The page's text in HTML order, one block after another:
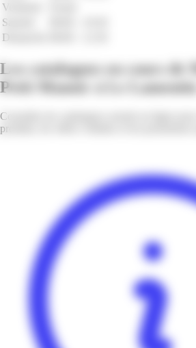
Vendredi
Samedi
Dimanche
Les catalogues en cours de
Petit Manoir à Le Lamentin
Consultez les catalogues actuels en ligne
produits, les offres vedettes et les promotions